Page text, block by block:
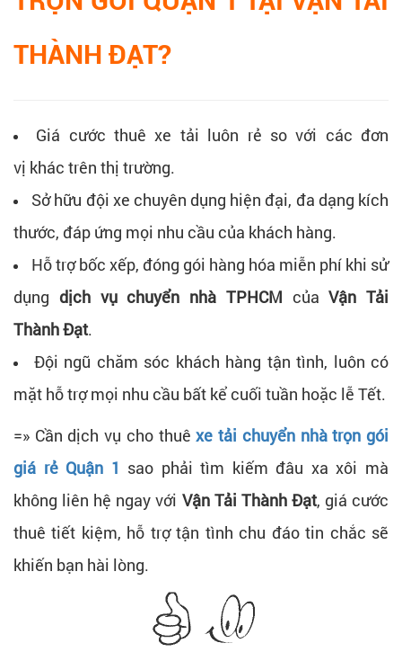
THÀNH ĐẠT?
Giá cước thuê xe tải luôn rẻ so với các đơn
vị khác trên thị trường.
Sở hữu đội xe chuyên dụng hiện đại, đa dạng kích
thước, đáp ứng mọi nhu cầu của khách hàng.
Hỗ trợ bốc xếp, đóng gói hàng hóa miễn phí khi sử
dụng dịch vụ chuyển nhà TPHCM củaVận Tải
Thành Đạt.
Đội ngũ chăm sóc khách hàng tận tình, luôn có
mặt hỗ trợ mọi nhu cầu bất kể cuối tuần hoặc lễ Tết.
=» Cần dịch vụ cho thuêxe tải chuyển nhà trọn gói
giá rẻ Quận 1 sao phải tìm kiếm đâu xa xôi mà
không liên hệ ngay với Vận Tải Thành Đạt, giá cước
thuê tiết kiệm, hỗ trợ tận tình chu đáo tin chắc sẽ
khiến bạn hài lòng.